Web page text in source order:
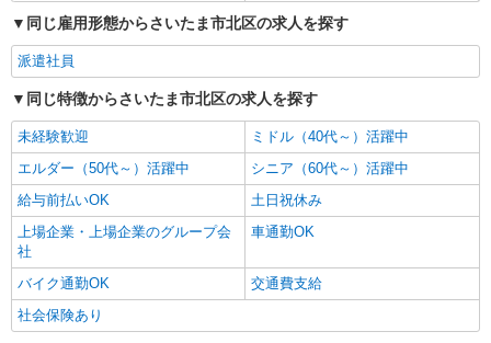
同じ雇用形態からさいたま市北区の求人を探す
派遣社員
同じ特徴からさいたま市北区の求人を探す
未経験歓迎
ミドル（40代～）活躍中
エルダー（50代～）活躍中
シニア（60代～）活躍中
給与前払いOK
土日祝休み
上場企業・上場企業のグループ会
社
車通勤OK
バイク通勤OK
交通費支給
社会保険あり